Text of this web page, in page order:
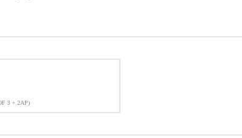
3 + 2AP)